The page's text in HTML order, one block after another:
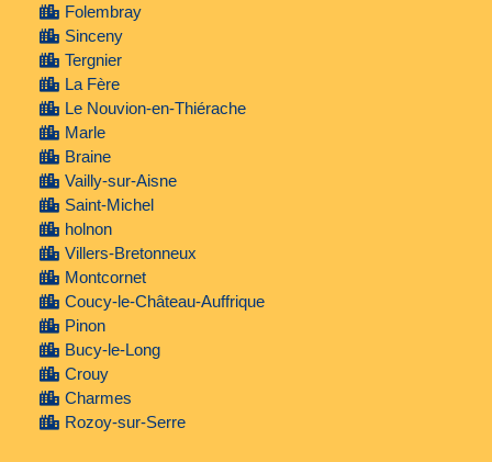
Folembray
Sinceny
Tergnier
La Fère
Le Nouvion-en-Thiérache
Marle
Braine
Vailly-sur-Aisne
Saint-Michel
holnon
Villers-Bretonneux
Montcornet
Coucy-le-Château-Auffrique
Pinon
Bucy-le-Long
Crouy
Charmes
Rozoy-sur-Serre